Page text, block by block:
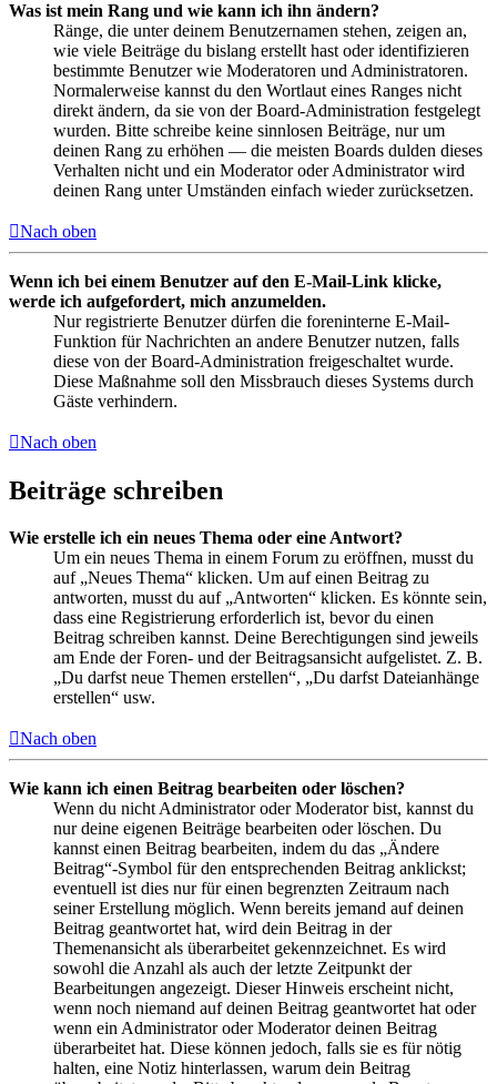
Was ist mein Rang und wie kann ich ihn ändern?
Ränge, die unter deinem Benutzernamen stehen, zeigen an,
wie viele Beiträge du bislang erstellt hast oder identifizieren
bestimmte Benutzer wie Moderatoren und Administratoren.
Normalerweise kannst du den Wortlaut eines Ranges nicht
direkt ändern, da sie von der Board-Administration festgelegt
wurden. Bitte schreibe keine sinnlosen Beiträge, nur um
deinen Rang zu erhöhen — die meisten Boards dulden dieses
Verhalten nicht und ein Moderator oder Administrator wird
deinen Rang unter Umständen einfach wieder zurücksetzen.
Nach oben
Wenn ich bei einem Benutzer auf den E-Mail-Link klicke,
werde ich aufgefordert, mich anzumelden.
Nur registrierte Benutzer dürfen die foreninterne E-Mail-
Funktion für Nachrichten an andere Benutzer nutzen, falls
diese von der Board-Administration freigeschaltet wurde.
Diese Maßnahme soll den Missbrauch dieses Systems durch
Gäste verhindern.
Nach oben
Beiträge schreiben
Wie erstelle ich ein neues Thema oder eine Antwort?
Um ein neues Thema in einem Forum zu eröffnen, musst du
auf „Neues Thema“ klicken. Um auf einen Beitrag zu
antworten, musst du auf „Antworten“ klicken. Es könnte sein,
dass eine Registrierung erforderlich ist, bevor du einen
Beitrag schreiben kannst. Deine Berechtigungen sind jeweils
am Ende der Foren- und der Beitragsansicht aufgelistet. Z. B.
„Du darfst neue Themen erstellen“, „Du darfst Dateianhänge
erstellen“ usw.
Nach oben
Wie kann ich einen Beitrag bearbeiten oder löschen?
Wenn du nicht Administrator oder Moderator bist, kannst du
nur deine eigenen Beiträge bearbeiten oder löschen. Du
kannst einen Beitrag bearbeiten, indem du das „Ändere
Beitrag“-Symbol für den entsprechenden Beitrag anklickst;
eventuell ist dies nur für einen begrenzten Zeitraum nach
seiner Erstellung möglich. Wenn bereits jemand auf deinen
Beitrag geantwortet hat, wird dein Beitrag in der
Themenansicht als überarbeitet gekennzeichnet. Es wird
sowohl die Anzahl als auch der letzte Zeitpunkt der
Bearbeitungen angezeigt. Dieser Hinweis erscheint nicht,
wenn noch niemand auf deinen Beitrag geantwortet hat oder
wenn ein Administrator oder Moderator deinen Beitrag
überarbeitet hat. Diese können jedoch, falls sie es für nötig
halten, eine Notiz hinterlassen, warum dein Beitrag